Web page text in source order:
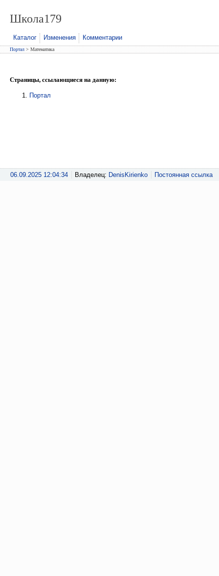
Школа179
Каталог Изменения Комментарии
Портал > Математика
Страницы, ссылающиеся на данную:
Портал
06.09.2025 12:04:34 Владелец: DenisKirienko Постоянная ссылка